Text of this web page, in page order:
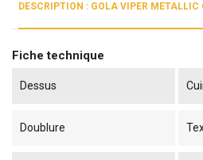
DESCRIPTION : GOLA VIPER METALLIC
Fiche technique
Dessus
Doublure